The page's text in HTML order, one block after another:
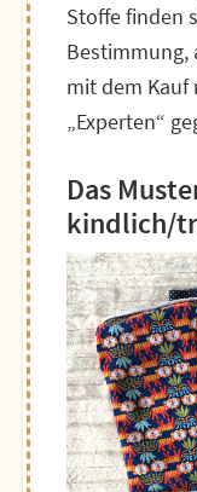
Stoffe finden
Bestimmung,
mit dem Kauf
„Experten“
Das
kindlich/